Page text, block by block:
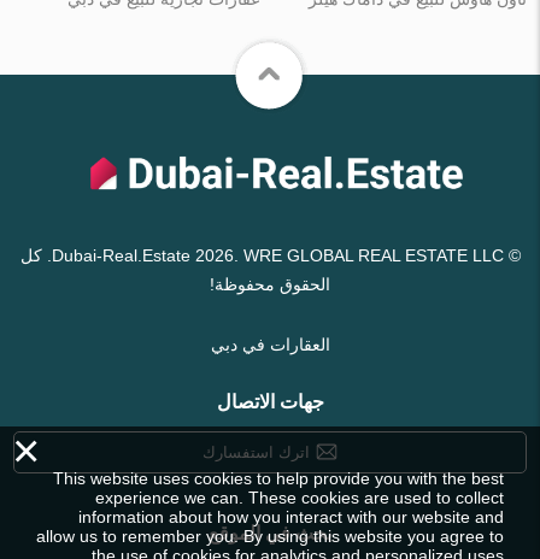
© Dubai-Real.Estate 2026. WRE GLOBAL REAL ESTATE LLC. كل
الحقوق محفوظة!
العقارات في دبي
جهات الاتصال
اترك استفسارك
بحث في الموقع
×
This website uses cookies to help provide you with the best
experience we can. These cookies are used to collect
information about how you interact with our website and
allow us to remember you. By using this website you agree to